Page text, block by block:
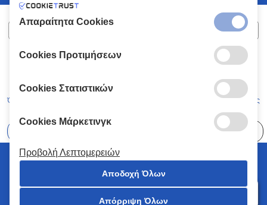
ΧΑΛΚΙΑΔΑΚΗΣ Α.Ε.
Όροι και Προϋποθέσεις Κώδικας Δεοντολογίας
© 2026 Χαλκιαδάκης all rights reserved
Απαραίτητα Cookies
Cookies Προτιμήσεων
Cookies Στατιστικών
Cookies Μάρκετινγκ
Προβολή Λεπτομερειών
Αποδοχή Όλων
Απόρριψη Όλων